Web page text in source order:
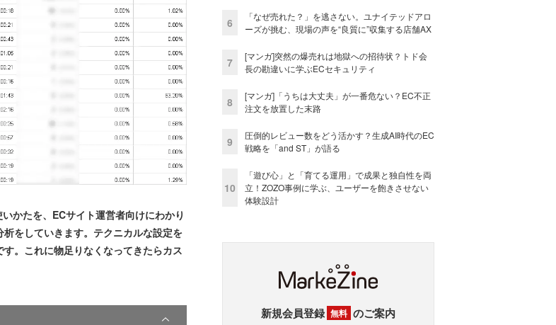
かたを、ECサイト運営者向けにわかり
をしていきます。テクニカルな設定を
。これに物足りなくなってきたらカス
6
「なぜ売れた？」を逃さない。ユナイテッドアロ
ーズが挑む、現場の声を“良質に”収集する店舗AX
7
[マンガ]突然の爆売れは地獄への招待状？トド会
長の勘違いに学ぶECセキュリティ
8
[マンガ]「うちは大丈夫」が一番危ない？EC不正
注文を放置した末路
9
圧倒的レビュー数をどう活かす？生成AI時代のEC
戦略を「and ST」が語る
10
「遊び心」と「育てる運用」で成果と独自性を両
立！ZOZO事例に学ぶ、ユーザーを飽きさせない
体験設計
新規会員登録 無料 のご案内